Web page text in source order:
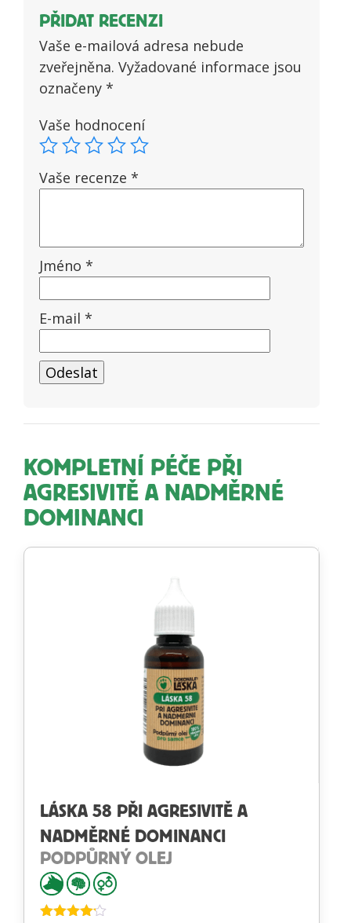
PŘIDAT RECENZI
Vaše e-mailová adresa nebude
zveřejněna. Vyžadované informace jsou
označeny *
Vaše hodnocení
Vaše recenze *
Jméno *
E-mail *
KOMPLETNÍ PÉČE PŘI
AGRESIVITĚ A NADMĚRNÉ
DOMINANCI
LÁSKA 58 PŘI AGRESIVITĚ A
NADMĚRNÉ DOMINANCI
PODPŮRNÝ OLEJ